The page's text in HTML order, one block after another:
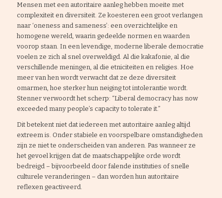
Mensen met een autoritaire aanleg hebben moeite met
complexiteit en diversiteit. Ze koesteren een groot verlangen
naar ‘oneness and sameness’: een overzichtelijke en
homogene wereld, waarin gedeelde normen en waarden
voorop staan. In een levendige, moderne liberale democratie
voelen ze zich al snel overweldigd. Al die kakafonie, al die
verschillende meningen, al die etniciteiten en religies. Hoe
meer van hen wordt verwacht dat ze deze diversiteit
omarmen, hoe sterker hun neiging tot intolerantie wordt.
Stenner verwoordt het scherp: “Liberal democracy has now
exceeded many people’s capacity to tolerate it.”
Dit betekent niet dat iedereen met autoritaire aanleg altijd
extreem is. Onder stabiele en voorspelbare omstandigheden
zijn ze niet te onderscheiden van anderen. Pas wanneer ze
het gevoel krijgen dat de maatschappelijke orde wordt
bedreigd – bijvoorbeeld door falende instituties of snelle
culturele veranderingen – dan worden hun autoritaire
reflexen geactiveerd.